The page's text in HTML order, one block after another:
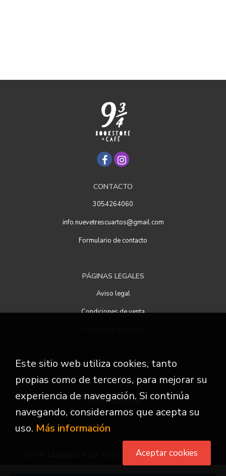
CONTACTO
3054264060
info.nuevetrescuartos@gmail.com
Formulario de contacto
PÁGINAS LEGALES
Aviso legal
Condiciones de venta
ATENCIÓN AL CLIENTE
Quiénes somos
Pedidos especiales
. Todos los Derechos Reservados
Este sitio web utiliza cookies, tanto
propias como de terceros, para mejorar su
experiencia de navegación. Si continúa
navegando, consideramos que acepta su
uso. Más información
Aceptar cookies